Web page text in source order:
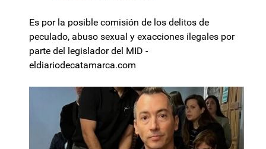
Es por la posible comisión de los delitos de
peculado, abuso sexual y exacciones ilegales por
parte del legislador del MID -
eldiariodecatamarca.com